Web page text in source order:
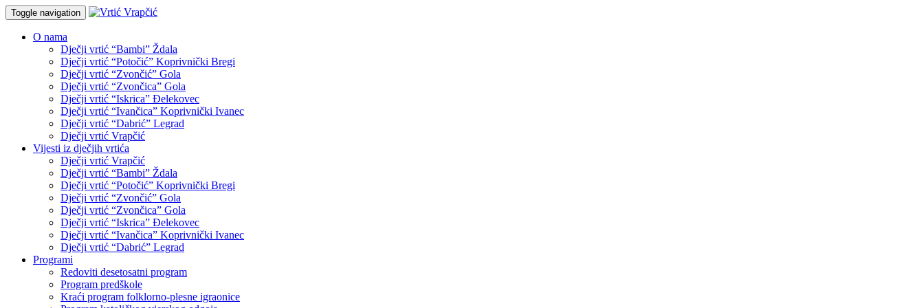
Toggle navigation
O nama
Dječji vrtić “Bambi” Ždala
Dječji vrtić “Potočić” Koprivnički Bregi
Dječji vrtić “Zvončić” Gola
Dječji vrtić “Zvončica” Gola
Dječji vrtić “Iskrica” Đelekovec
Dječji vrtić “Ivančica” Koprivnički Ivanec
Dječji vrtić “Dabrić” Legrad
Dječji vrtić Vrapčić
Vijesti iz dječjih vrtića
Dječji vrtić Vrapčić
Dječji vrtić “Bambi” Ždala
Dječji vrtić “Potočić” Koprivnički Bregi
Dječji vrtić “Zvončić” Gola
Dječji vrtić “Zvončica” Gola
Dječji vrtić “Iskrica” Đelekovec
Dječji vrtić “Ivančica” Koprivnički Ivanec
Dječji vrtić “Dabrić” Legrad
Programi
Redoviti desetosatni program
Program predškole
Kraći program folklorno-plesne igraonice